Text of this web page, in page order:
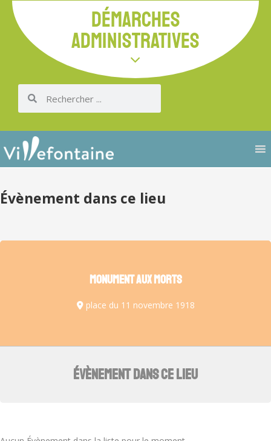
DÉMARCHES
ADMINISTRATIVES
Évènement dans ce lieu
MONUMENT AUX MORTS
place du 11 novembre 1918
ÉVÈNEMENT DANS CE LIEU